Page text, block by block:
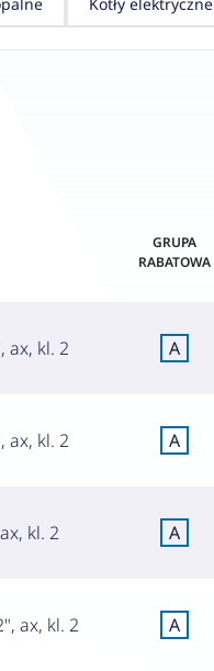
GRUPA
RABATOWA
ax, kl. 2 A
ax, kl. 2 A
kl. 2 A
ax, kl. 2 A